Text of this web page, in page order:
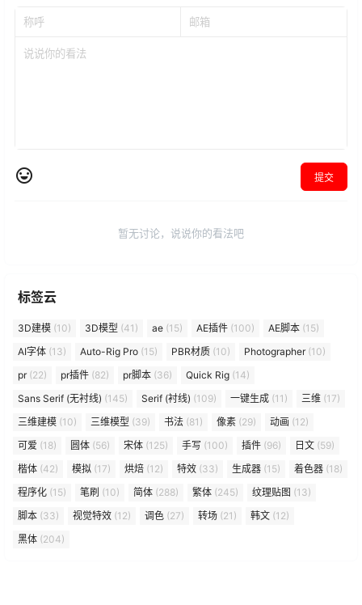
提交
暂无讨论，说说你的看法吧
标签云
3D建模 (10) 3D模型 (41) ae (15) AE插件 (100) AE脚本 (15)
AI字体 (13) Auto-Rig Pro (15) PBR材质 (10) Photographer(10)
pr(22) pr插件 (82) pr脚本 (36) Quick Rig (14)
Sans Serif (无衬线) (145) Serif (衬线) (109) 一键生成 (11) 三维 (17)
三维建模 (10) 三维模型 (39) 书法 (81) 像素 (29) 动画 (12)
可爱 (18) 圆体 (56) 宋体 (125) 手写 (100) 插件 (96) 日文 (59)
楷体 (42) 模拟 (17) 烘焙 (12) 特效 (33) 生成器 (15) 着色器 (18)
程序化 (15) 笔刷 (10) 简体 (288) 繁体 (245) 纹理贴图 (13)
脚本 (33) 视觉特效 (12) 调色 (27) 转场 (21) 韩文 (12)
黑体 (204)